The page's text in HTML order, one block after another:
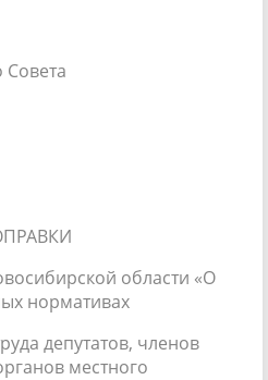
области «О
нормативах
депутатов, членов
местного